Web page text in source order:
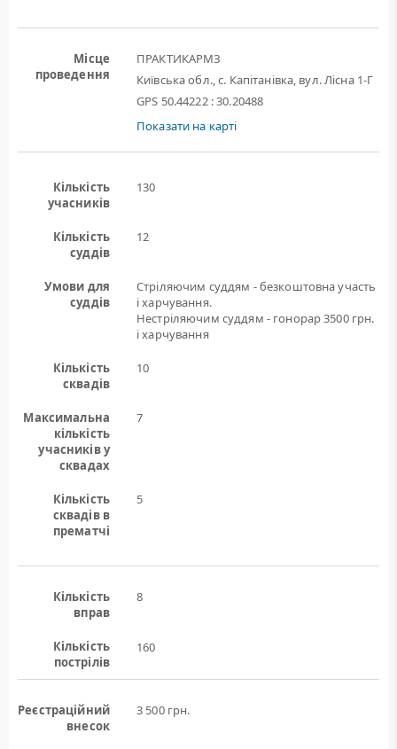
Місце
проведення
ПРАКТИКАРМЗ
Київська обл., с. Капітанівка, вул. Лісна 1-Г
GPS 50.44222 : 30.20488
Показати на карті
Кількість
учасників
130
Кількість
суддів
12
Умови для
суддів
Стріляючим суддям - безкоштовна участь
і харчування.
Нестріляючим суддям - гонорар 3500 грн.
і харчування
Кількість
сквадів
10
Максимальна
кількість
учасників у
сквадах
7
Кількість
сквадів в
прематчі
5
Кількість
вправ
8
Кількість
пострілів
160
Реєстраційний
внесок
3 500 грн.